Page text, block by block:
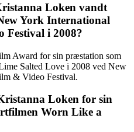
Loken vandt
York International
Festival i 2008?
Award for sin præstation som
Salted Love i 2008 ved New
& Video Festival.
Loken for sin
Worn Like a